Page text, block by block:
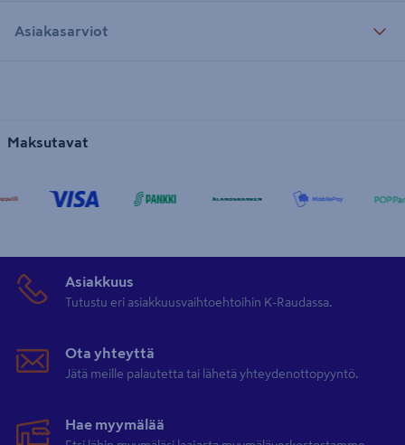
Asiakasarviot
Maksutavat
Asiakkuus
Tutustu eri asiakkuusvaihtoehtoihin K-Raudassa.
Ota yhteyttä
Jätä meille palautetta tai lähetä yhteydenottopyyntö.
Hae myymälää